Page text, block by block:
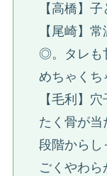
【高橋】
【尾崎】
◎。タレも
めちゃくち
【毛利】
たく骨が当
段階からし
ごくやわ